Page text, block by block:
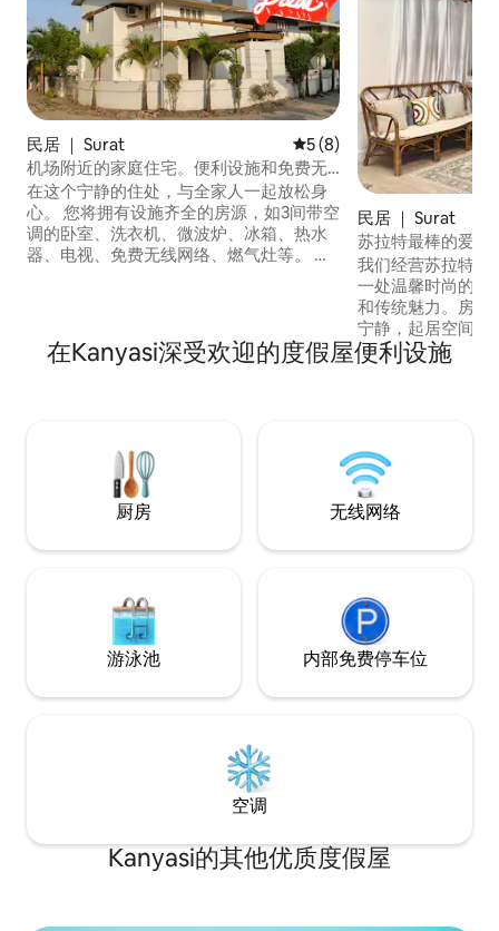
民居 ｜ Surat 平均评分 5 分（满分 5 分）
5 (8)
机场附近的家庭住宅。便利设施和免费无
线网络。
在这个宁静的住处，与全家人一起放松身
心。 您将拥有设施齐全的房源，如3间带空
调的卧室、洗衣机、微波炉、冰箱、热水
器、电视、免费无线网络、燃气灶等。 如
Swiggy、Blinkit、优步等服务也很方便。
如需了解更多信息，请联系房东。
民居 ｜ Surat
苏拉特最棒的爱
House）
我们经营苏拉特最
一处温馨时尚的房
和传统魅力。房间
宁静，起居空间明
体或商务差旅人士
室、干净的浴室、
心- 10公里
在Kanyasi深受欢迎的度假屋便利设施
厨房 无线网络
游泳池 内部免费停车位
空调
Kanyasi的其他优质度假屋